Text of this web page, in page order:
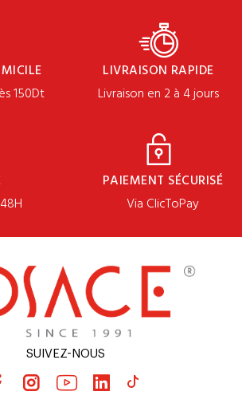
150Dt
LIVRAISON RAPIDE
Livraison en 2 à 4 jours
PAIEMENT SÉCURISÉ
Via ClicToPay
SUIVEZ-NOUS